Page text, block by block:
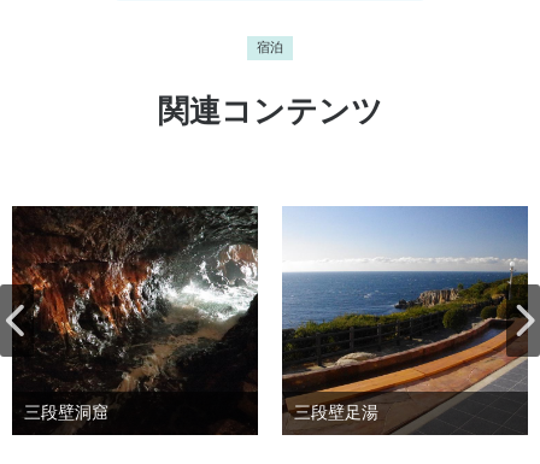
宿泊
関連コンテンツ
三段壁洞窟 三段壁足湯